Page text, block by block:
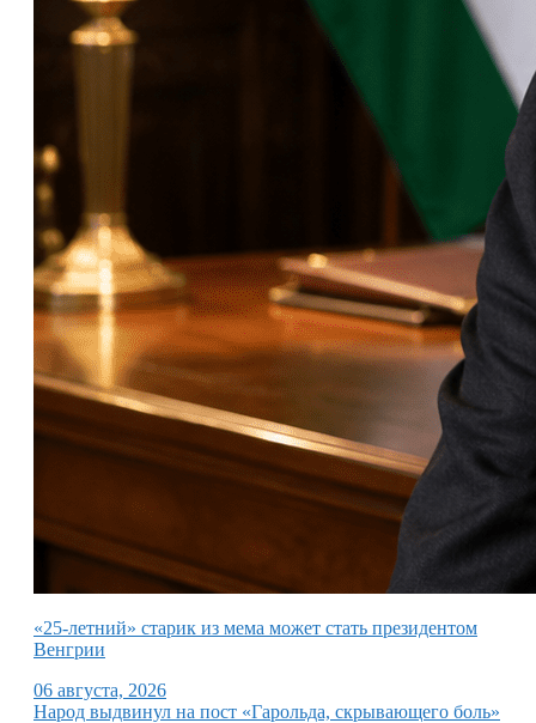
«25-летний» старик из мема может стать президентом
Венгрии
06 августа, 2026
Народ выдвинул на пост «Гарольда, скрывающего боль»